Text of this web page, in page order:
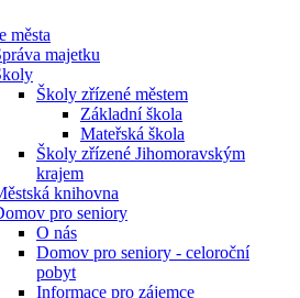
města
majetku
Školy zřízené městem
Základní škola
Mateřská škola
Školy zřízené Jihomoravským
krajem
knihovna
pro seniory
O nás
Domov pro seniory - celoroční
pobyt
Informace pro zájemce